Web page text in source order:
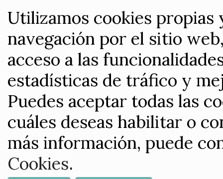
Utilizamos cookies
navegación por el sitio
acceso a las
estadísticas de tráfico y
Puedes aceptar todas las
cuáles deseas habilitar o
más información, puede
Cookies.